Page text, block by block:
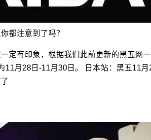
都注意到了吗？
定有印象，根据我们此前更新的黑五网
11月28日-11月30日。 日本站：黑五11